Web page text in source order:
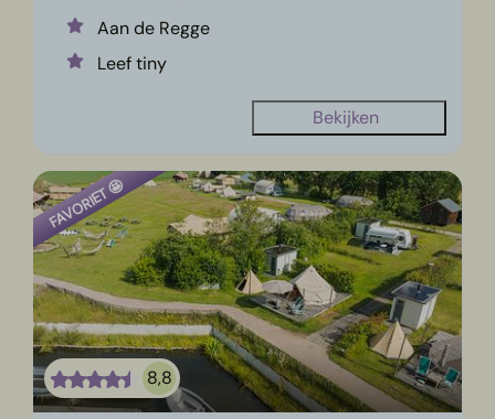
Aan de Regge
Leef tiny
Bekijken
FAVORIET 🤩
8,8